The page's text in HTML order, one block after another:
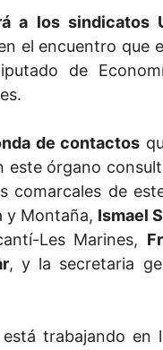
a los sindicatos
el encuentro que
de
de contactos
este órgano
comarcales de
y Montaña, Ismael
Les Marines,
, y la secretaria
trabajando en